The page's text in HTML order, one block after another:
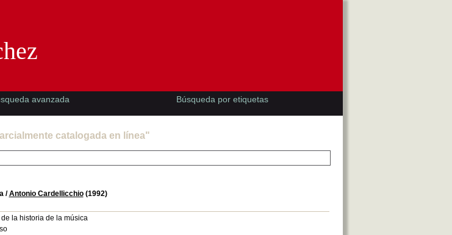
catalogada en línea"
/Antonio Cardellicchio(1992)
la historia de la música
avanzada Búsqueda por etiquetas